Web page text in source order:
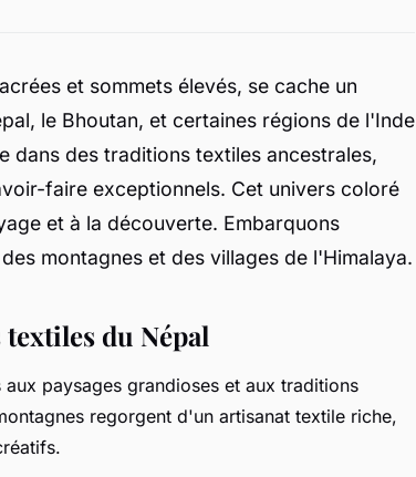
et sommets élevés, se cache un
le Bhoutan, et certaines régions de l'Inde
dans des traditions textiles ancestrales,
faire exceptionnels. Cet univers coloré
et à la découverte. Embarquons
montagnes et des villages de l'Himalaya.
du Népal
paysages grandioses et aux traditions
regorgent d'un artisanat textile riche,